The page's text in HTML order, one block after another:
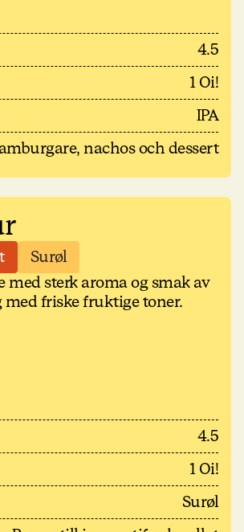
4.5
1 Oi!
IPA
nachos och dessert
Surøl
med sterk aroma og smak av
med friske fruktige toner.
4.5
1 Oi!
Surøl